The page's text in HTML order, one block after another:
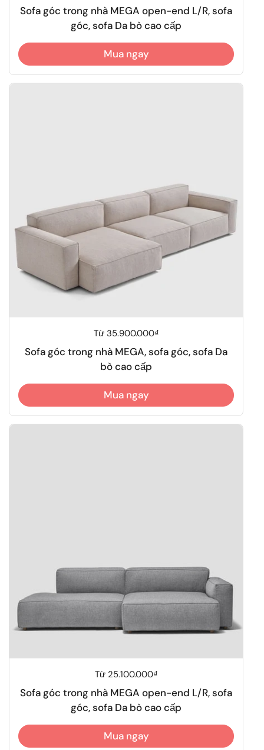
Sofa góc trong nhà MEGA open-end L/R, sofa
góc, sofa Da bò cao cấp
Mua ngay
Giá thông thường
Từ 35.900.000₫
Sofa góc trong nhà MEGA, sofa góc, sofa Da
bò cao cấp
Mua ngay
Giá thông thường
Từ 25.100.000₫
Sofa góc trong nhà MEGA open-end L/R, sofa
góc, sofa Da bò cao cấp
Mua ngay